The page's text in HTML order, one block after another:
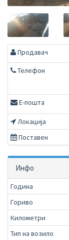
Продавач
Телефон
Е-пошта
Локација
Поставен
Инфо
Година
Гориво
Километри
Тип на возило